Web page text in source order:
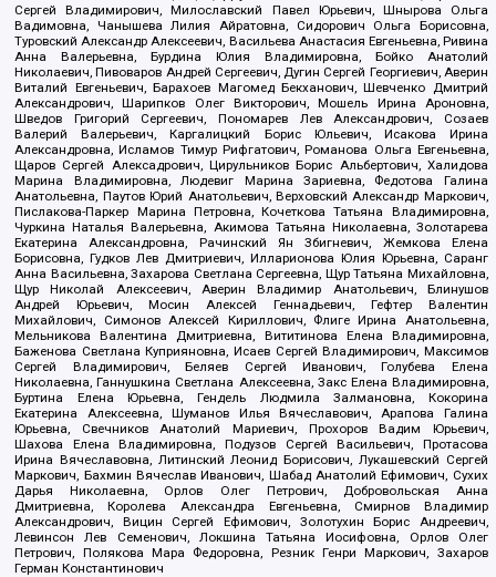
Сергей Владимирович, Милославский Павел Юрьевич, Шнырова Ольга
Вадимовна, Чанышева Лилия Айратовна, Сидорович Ольга Борисовна,
Туровский Александр Алексеевич, Васильева Анастасия Евгеньевна, Ривина
Анна Валерьевна, Бурдина Юлия Владимировна, Бойко Анатолий
Николаевич, Пивоваров Андрей Сергеевич, Дугин Сергей Георгиевич, Аверин
Виталий Евгеньевич, Барахоев Магомед Бекханович, Шевченко Дмитрий
Александрович, Шарипков Олег Викторович, Мошель Ирина Ароновна,
Шведов Григорий Сергеевич, Пономарев Лев Александрович, Созаев
Валерий Валерьевич, Каргалицкий Борис Юльевич, Исакова Ирина
Александровна, Исламов Тимур Рифгатович, Романова Ольга Евгеньевна,
Щаров Сергей Алексадрович, Цирульников Борис Альбертович, Халидова
Марина Владимировна, Людевиг Марина Зариевна, Федотова Галина
Анатольевна, Паутов Юрий Анатольевич, Верховский Александр Маркович,
Пислакова-Паркер Марина Петровна, Кочеткова Татьяна Владимировна,
Чуркина Наталья Валерьевна, Акимова Татьяна Николаевна, Золотарева
Екатерина Александровна, Рачинский Ян Збигневич, Жемкова Елена
Борисовна, Гудков Лев Дмитриевич, Илларионова Юлия Юрьевна, Саранг
Анна Васильевна, Захарова Светлана Сергеевна, Щур Татьяна Михайловна,
Щур Николай Алексеевич, Аверин Владимир Анатольевич, Блинушов
Андрей Юрьевич, Мосин Алексей Геннадьевич, Гефтер Валентин
Михайлович, Симонов Алексей Кириллович, Флиге Ирина Анатольевна,
Мельникова Валентина Дмитриевна, Вититинова Елена Владимировна,
Баженова Светлана Куприяновна, Исаев Сергей Владимирович, Максимов
Сергей Владимирович, Беляев Сергей Иванович, Голубева Елена
Николаевна, Ганнушкина Светлана Алексеевна, Закс Елена Владимировна,
Буртина Елена Юрьевна, Гендель Людмила Залмановна, Кокорина
Екатерина Алексеевна, Шуманов Илья Вячеславович, Арапова Галина
Юрьевна, Свечников Анатолий Мариевич, Прохоров Вадим Юрьевич,
Шахова Елена Владимировна, Подузов Сергей Васильевич, Протасова
Ирина Вячеславовна, Литинский Леонид Борисович, Лукашевский Сергей
Маркович, Бахмин Вячеслав Иванович, Шабад Анатолий Ефимович, Сухих
Дарья Николаевна, Орлов Олег Петрович, Добровольская Анна
Дмитриевна, Королева Александра Евгеньевна, Смирнов Владимир
Александрович, Вицин Сергей Ефимович, Золотухин Борис Андреевич,
Левинсон Лев Семенович, Локшина Татьяна Иосифовна, Орлов Олег
Петрович, Полякова Мара Федоровна, Резник Генри Маркович, Захаров
Герман Константинович